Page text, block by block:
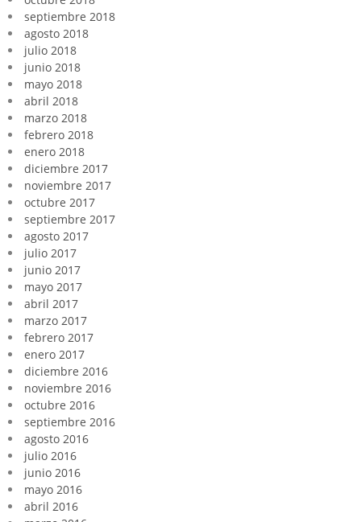
septiembre 2018
agosto 2018
julio 2018
junio 2018
mayo 2018
abril 2018
marzo 2018
febrero 2018
enero 2018
diciembre 2017
noviembre 2017
octubre 2017
septiembre 2017
agosto 2017
julio 2017
junio 2017
mayo 2017
abril 2017
marzo 2017
febrero 2017
enero 2017
diciembre 2016
noviembre 2016
octubre 2016
septiembre 2016
agosto 2016
julio 2016
junio 2016
mayo 2016
abril 2016